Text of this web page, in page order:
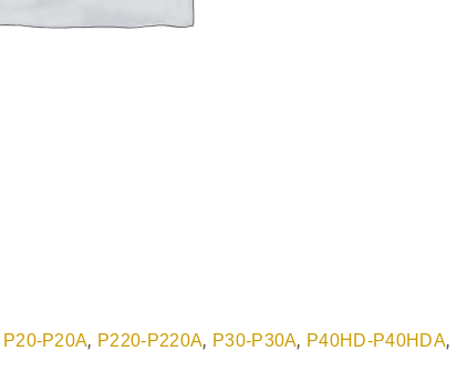
P20-P20A, P220-P220A, P30-P30A, P40HD-P40HDA,